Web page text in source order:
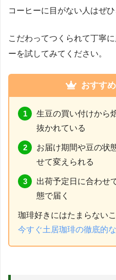
コーヒーに目がない人はぜひ
こだわってつくられて丁寧
ーを試してみてください。
おすす
生豆の買い付けから
抜かれている
お届け期間や豆の状
せて変えられる
出荷予定日に合わせ
態で届く
珈琲好きにはたまらない
今すぐ土居珈琲の徹底的